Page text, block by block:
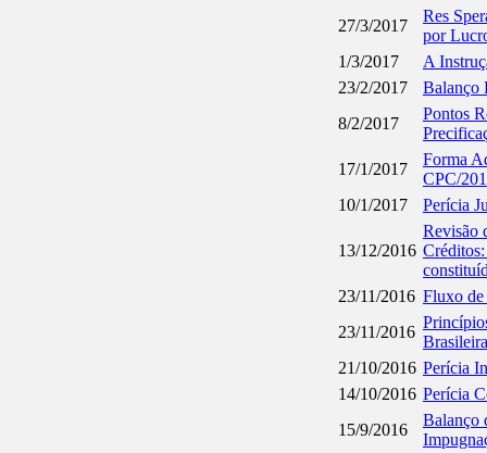
27/3/2017
Res
por
1/3/2017
A
23/2/2017
Balanço
8/2/2017
Pontos
17/1/2017
Forma
CPC/
10/1/2017
Perícia
13/12/2016
Revisão
23/11/2016 Fluxo de
23/11/2016
21/10/2016 Perícia
14/10/2016 Perícia
15/9/2016
Balanço